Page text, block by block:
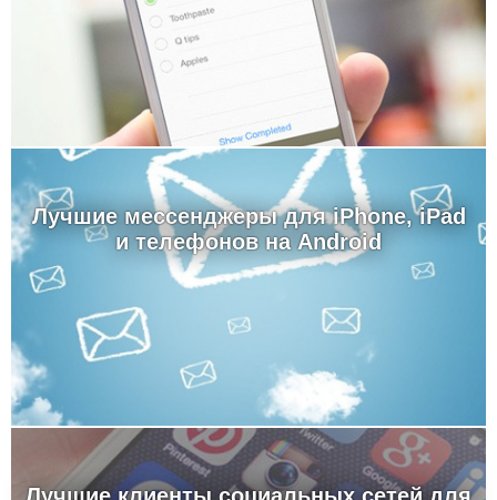
Лучшие мессенджеры для iPhone, iPad
и телефонов на Android